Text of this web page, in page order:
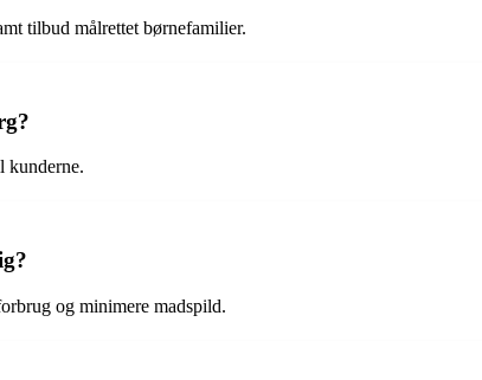
tilbud målrettet børnefamilier.
kunderne.
og minimere madspild.